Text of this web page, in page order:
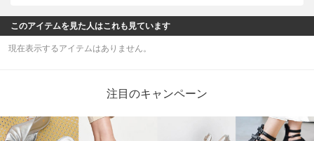
このアイテムを見た人はこれも見ています
現在表示するアイテムはありません。
注目のキャンペーン